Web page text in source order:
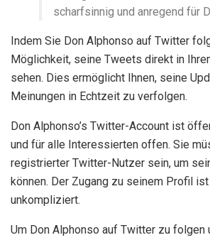
scharfsinnig und anregend für
Indem Sie Don Alphonso auf Twitter
Möglichkeit, seine Tweets direkt in
sehen. Dies ermöglicht Ihnen, seine
Meinungen in Echtzeit zu verfolgen.
Don Alphonso’s Twitter-Account ist
und für alle Interessierten offen. Sie
registrierter Twitter-Nutzer sein, um
können. Der Zugang zu seinem Profil
unkompliziert.
Um Don Alphonso auf Twitter zu folgen